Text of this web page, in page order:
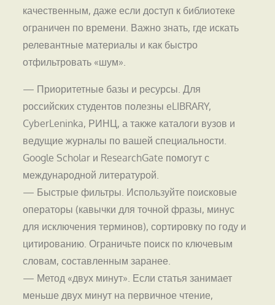
качественным, даже если доступ к библиотеке
ограничен по времени. Важно знать, где искать
релевантные материалы и как быстро
отфильтровать «шум».
— Приоритетные базы и ресурсы. Для
российских студентов полезны eLIBRARY,
CyberLeninka, РИНЦ, а также каталоги вузов и
ведущие журналы по вашей специальности.
Google Scholar и ResearchGate помогут с
международной литературой.
— Быстрые фильтры. Используйте поисковые
операторы (кавычки для точной фразы, минус
для исключения терминов), сортировку по году и
цитированию. Ограничьте поиск по ключевым
словам, составленным заранее.
— Метод «двух минут». Если статья занимает
меньше двух минут на первичное чтение,